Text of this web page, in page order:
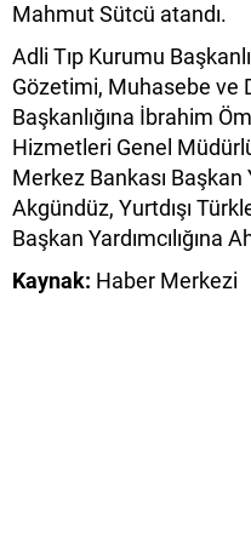
Mahmut Sütcü atandı.
Adli Tıp Kurumu
Gözetimi, Muhasebe ve
Başkanlığına İbrahim
Hizmetleri Genel
Merkez Bankası Başkan
Akgündüz, Yurtdışı
Başkan Yardımcılığına
Kaynak: Haber Merkezi